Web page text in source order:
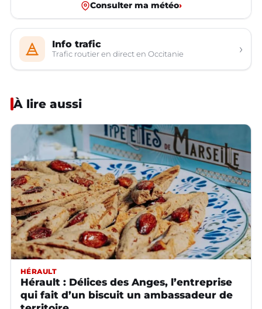
Consulter ma météo›
Info trafic
Trafic routier en direct en Occitanie ›
À lire aussi
HÉRAULT
Hérault : Délices des Anges, l’entreprise
qui fait d’un biscuit un ambassadeur de